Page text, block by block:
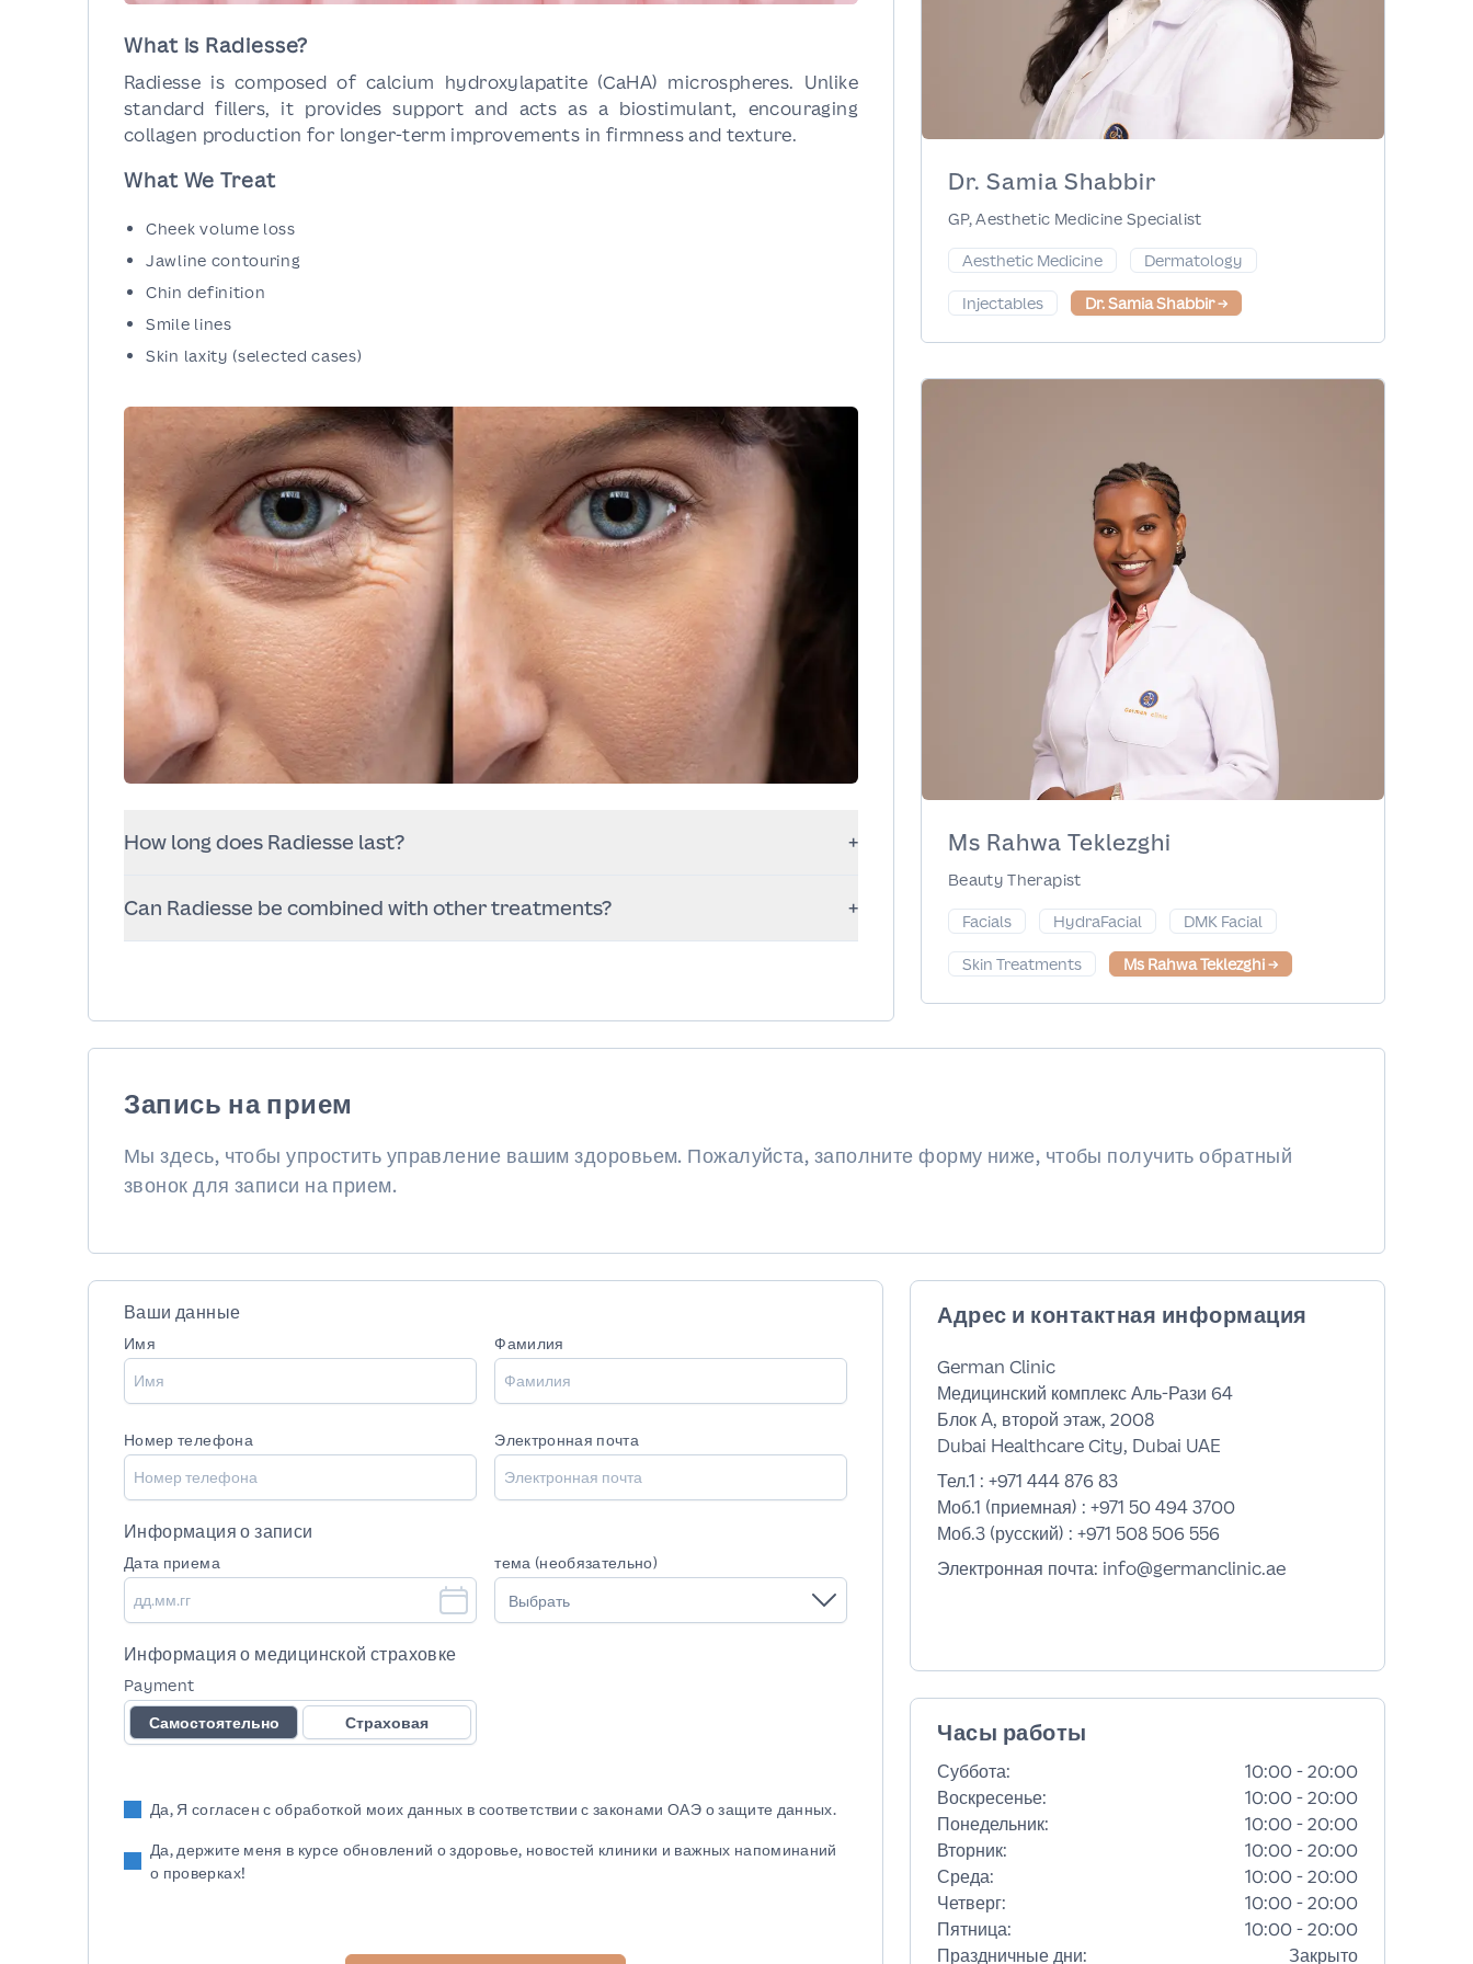
Dr. Samia Shabbir
GP, Aesthetic Medicine Specialist
Aesthetic Medicine
Dermatology
Injectables Dr. Samia Shabbir→
Ms Rahwa Teklezghi
Beauty Therapist
Facials
HydraFacial DMK Facial
Skin Treatments Ms Rahwa Teklezghi→
What is Radiesse?
Radiesse is composed of calcium hydroxylapatite (CaHA) microspheres. Unlike
standard fillers, it provides support and acts as a biostimulant, encouraging
collagen production for longer-term improvements in firmness and texture.
What We Treat
Cheek volume loss
Jawline contouring
Chin definition
Smile lines
Skin laxity (selected cases)
How long does Radiesse last? +
over time.
Can Radiesse be combined with other treatments? +
Запись на прием
Мы здесь, чтобы упростить управление вашим здоровьем. Пожалуйста, заполните форму ниже, чтобы получить обратный
звонок для записи на прием.
Ваши данные
Имя Фамилия
Номер телефона Электронная почта
Информация о записи
Дата приема
тема (необязательно)
Выбрать
Информация о медицинской страховке
Payment
Самостоятельно
Страховая
Да, Я согласен с обработкой моих данных в соответствии с законами ОАЭ о защите данных.
Да, держите меня в курсе обновлений о здоровье, новостей клиники и важных напоминаний
о проверках!
Адрес и контактная информация
German Clinic
Медицинский комплекс Аль-Рази 64
Блок A, второй этаж, 2008
Dubai Healthcare City, Dubai UAE
Тел.1 :+971 444 876 83
Моб.1 (приемная) :+971 50 494 3700
Моб.3 (русский) :+971 508 506 556
Электронная почта: info@germanclinic.ae
Часы работы
Суббота:
10:00 - 20:00
Воскресенье:
10:00 - 20:00
Понедельник:
10:00 - 20:00
Вторник:
10:00 - 20:00
Среда:
10:00 - 20:00
Четверг:
10:00 - 20:00
Пятница:
10:00 - 20:00
Праздничные дни: Закрыто